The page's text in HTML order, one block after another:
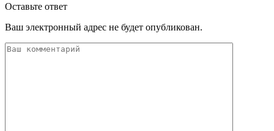
Оставьте ответ
Ваш электронный адрес не будет опубликован.